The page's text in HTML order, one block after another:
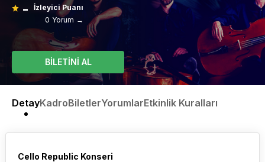
-
İzleyici Puanı
0 Yorum →
BİLETİNİ AL
DetayKadroBiletlerYorumlarEtkinlik Kuralları
Cello Republic Konseri